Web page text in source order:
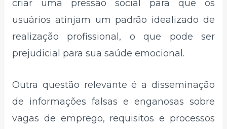
criar uma pressão social para que os
usuários atinjam um padrão idealizado de
realização profissional, o que pode ser
prejudicial para sua saúde emocional.
Outra questão relevante é a disseminação
de informações falsas e enganosas sobre
vagas de emprego, requisitos e processos